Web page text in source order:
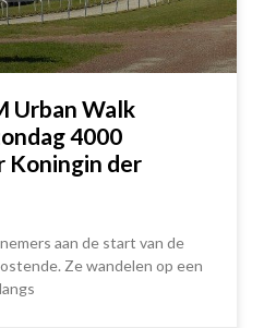
Urban Walk
4000
Koningin der
aan de start van de
Ze wandelen op een